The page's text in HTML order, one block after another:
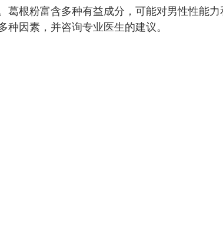
根粉富含多种有益成分，可能对男性性能力
因素，并咨询专业医生的建议。